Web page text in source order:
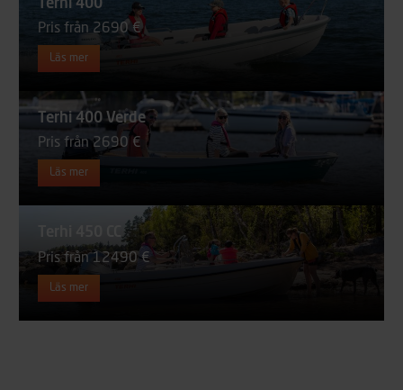
Terhi 400
Pris från 2690 €
Läs mer
Terhi 400 Verde
Pris från 2690 €
Läs mer
Terhi 450 CC
Pris från 12490 €
Läs mer